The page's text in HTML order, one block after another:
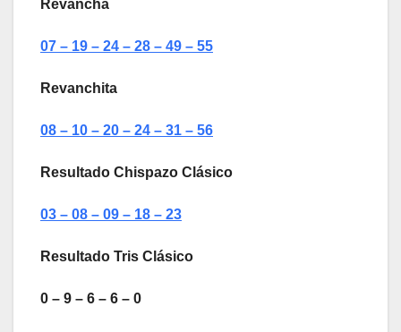
Revancha
07 – 19 – 24 – 28 – 49 – 55
Revanchita
08 – 10 – 20 – 24 – 31 – 56
Resultado Chispazo Clásico
03 – 08 – 09 – 18 – 23
Resultado Tris Clásico
0 – 9 – 6 – 6 – 0